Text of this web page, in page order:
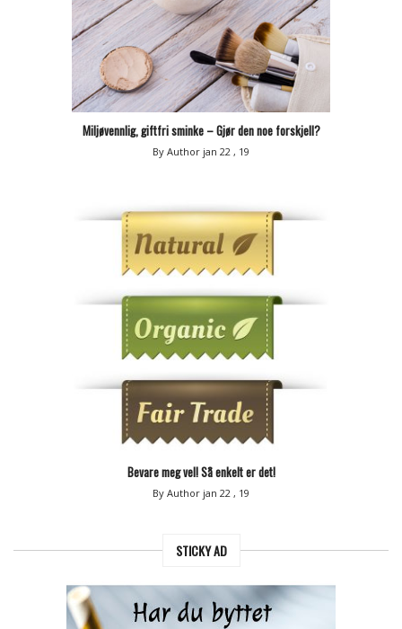
Miljøvennlig, giftfri sminke – Gjør den noe forskjell?
By Author jan 22 , 19
Bevare meg vel! Så enkelt er det!
By Author jan 22 , 19
STICKY AD